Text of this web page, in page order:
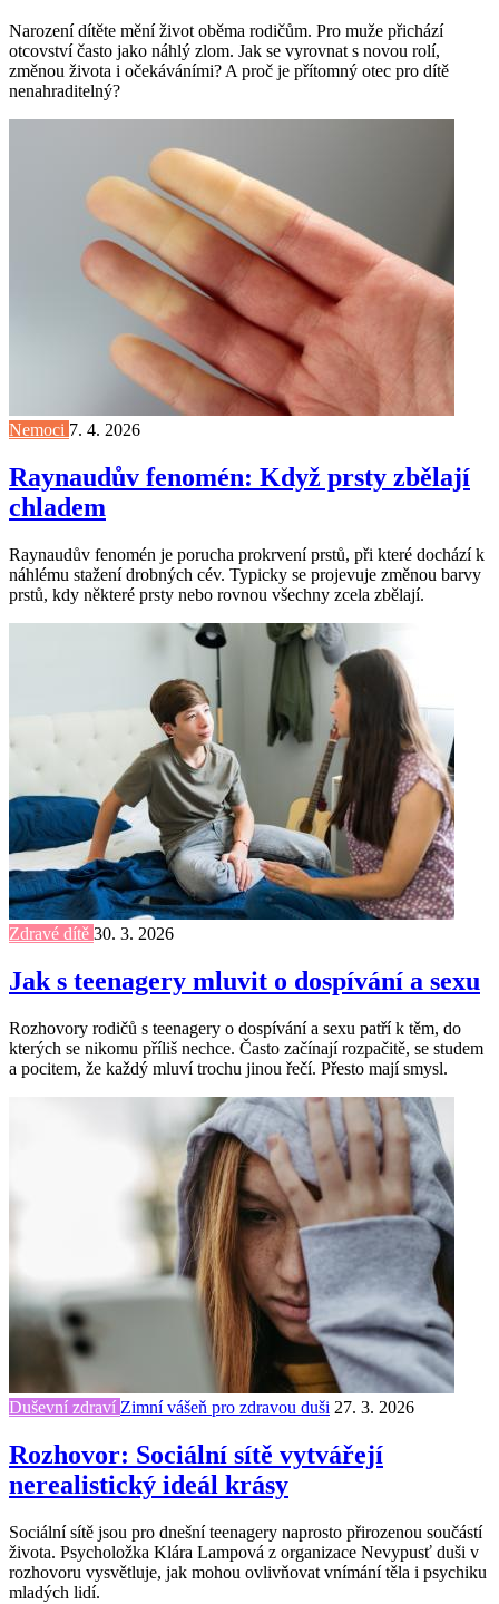
Narození dítěte mění život oběma rodičům. Pro muže přichází
otcovství často jako náhlý zlom. Jak se vyrovnat s novou rolí,
změnou života i očekáváními? A proč je přítomný otec pro dítě
nenahraditelný?
Nemoci 7. 4. 2026
Raynaudův fenomén: Když prsty zbělají
chladem
Raynaudův fenomén je porucha prokrvení prstů, při které dochází k
náhlému stažení drobných cév. Typicky se projevuje změnou barvy
prstů, kdy některé prsty nebo rovnou všechny zcela zbělají.
Zdravé dítě 30. 3. 2026
Jak s teenagery mluvit o dospívání a sexu
Rozhovory rodičů s teenagery o dospívání a sexu patří k těm, do
kterých se nikomu příliš nechce. Často začínají rozpačitě, se studem
a pocitem, že každý mluví trochu jinou řečí. Přesto mají smysl.
Duševní zdraví Zimní vášeň pro zdravou duši 27. 3. 2026
Rozhovor: Sociální sítě vytvářejí
nerealistický ideál krásy
Sociální sítě jsou pro dnešní teenagery naprosto přirozenou součástí
života. Psycholožka Klára Lampová z organizace Nevypusť duši v
rozhovoru vysvětluje, jak mohou ovlivňovat vnímání těla i psychiku
mladých lidí.